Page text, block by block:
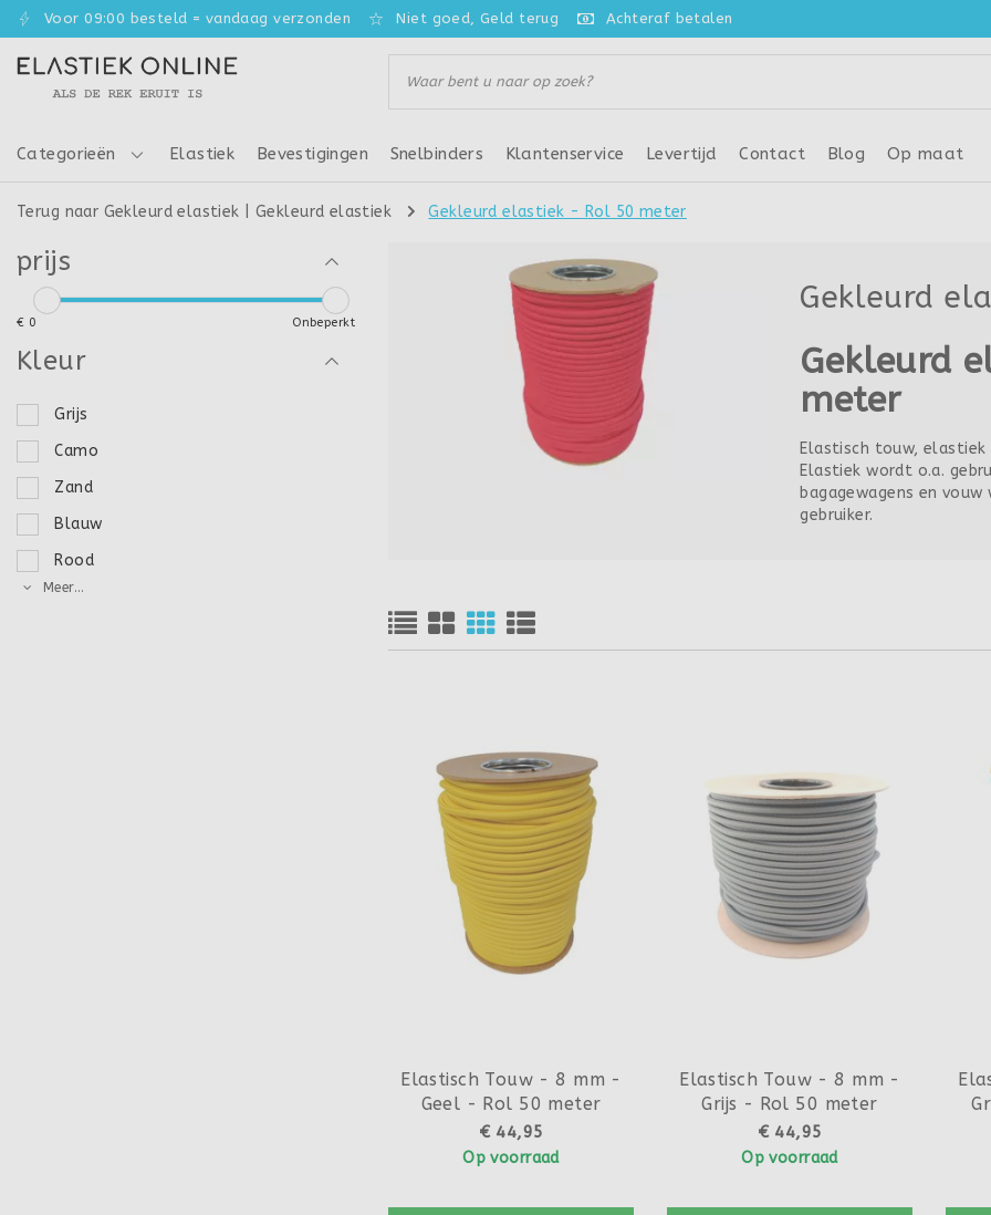
Voor 09:00 besteld = vandaag verzonden Niet goed, Geld terug Achteraf betalen
Categorieën Elastiek Bevestigingen Snelbinders Klantenservice Levertijd Contact Blog Op maat
Terug naar Gekleurd elastiek |Gekleurd elastiek Gekleurd elastiek - Rol 50 meter
prijs
€ 0 Onbeperkt
Kleur
Grijs
Camo
Zand
Blauw
Rood
Meer...
Gekleurd
Gekleurd
meter
Elastisch touw,
Elastiek wordt o.a.
bagagewagens en
gebruiker.
Elastisch Touw - 8 mm -
Geel - Rol 50 meter
€ 44,95
Op voorraad
Elastisch Touw - 8 mm -
Grijs - Rol 50 meter
€ 44,95
Op voorraad